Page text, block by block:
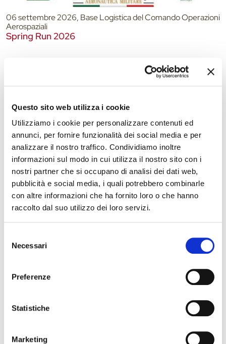
Questo sito web utilizza i cookie
Utilizziamo i cookie per personalizzare contenuti ed
annunci, per fornire funzionalità dei social media e per
analizzare il nostro traffico. Condividiamo inoltre
informazioni sul modo in cui utilizza il nostro sito con i
nostri partner che si occupano di analisi dei dati web,
pubblicità e social media, i quali potrebbero combinarle
con altre informazioni che ha fornito loro o che hanno
raccolto dal suo utilizzo dei loro servizi.
delNecessari
Preferenze
Statistiche
Marketing
06 settembre 2026, Base Logistica del Comando Operazioni
Aerospaziali
Spring Run 2026
08 settembre 2026 - 14 settembre 2026, Consorzio Factory
Grisù
Festival Gad
08 settembre 2026 - 15 settembre 2026, Biblioteca
Comunale Bassani di Ferrara